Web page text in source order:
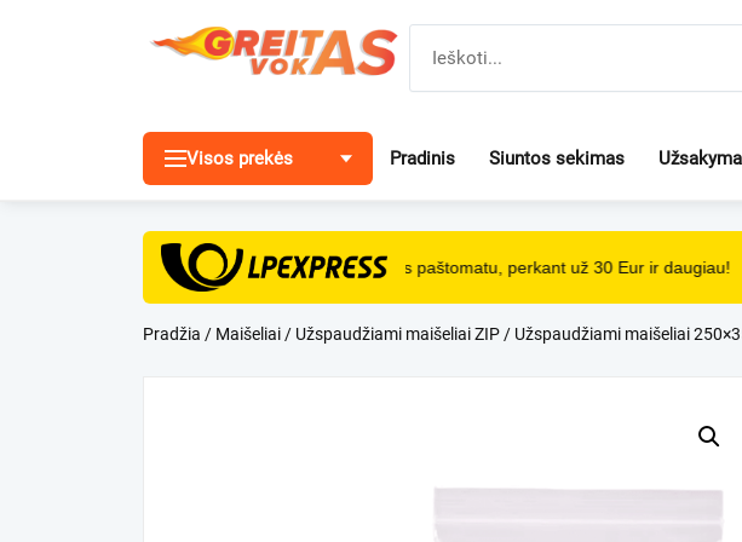
Visos prekės Pradinis Siuntos sekimas
NEMOKAMASpristatymas paštomatu, perkant už 30 Eur ir daugiau!
Pradžia / Maišeliai/ Užspaudžiami maišeliai ZIP/ Užspaudžiami maišeliai